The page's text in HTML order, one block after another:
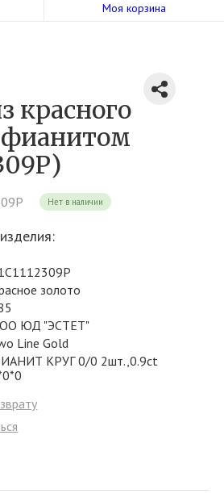
Моя корзина
красного
фианитом
Нет в наличии
золото
ЮД "ЭСТЕТ"
Line Gold
КРУГ 0/0 2шт.,0.9ct